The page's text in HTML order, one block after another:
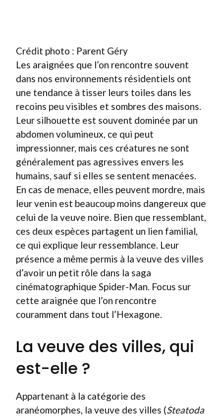
Crédit photo : Parent Géry
Les araignées que l’on rencontre souvent
dans nos environnements résidentiels ont
une tendance à tisser leurs toiles dans les
recoins peu visibles et sombres des maisons.
Leur silhouette est souvent dominée par un
abdomen volumineux, ce qui peut
impressionner, mais ces créatures ne sont
généralement pas agressives envers les
humains, sauf si elles se sentent menacées.
En cas de menace, elles peuvent mordre, mais
leur venin est beaucoup moins dangereux que
celui de la veuve noire. Bien que ressemblant,
ces deux espèces partagent un lien familial,
ce qui explique leur ressemblance. Leur
présence a même permis à la veuve des villes
d’avoir un petit rôle dans la saga
cinématographique Spider-Man. Focus sur
cette araignée que l’on rencontre
couramment dans tout l’Hexagone.
La veuve des villes, qui
est-elle ?
Appartenant à la catégorie des
aranéomorphes, la veuve des villes (Steatoda